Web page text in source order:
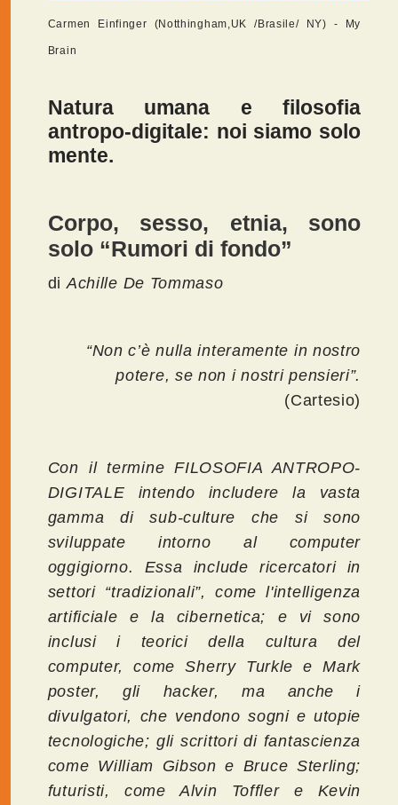
Carmen Einfinger (Notthingham,UK /Brasile/ NY) - My
Brain
Natura umana e filosofia
antropo-digitale: noi siamo solo
mente.
Corpo, sesso, etnia, sono
solo “Rumori di fondo”
di Achille De Tommaso
“Non c’è nulla interamente in nostro
potere, se non i nostri pensieri”.
(Cartesio)
Con il termine FILOSOFIA ANTROPO-
DIGITALE intendo includere la vasta
gamma di sub-culture che si sono
sviluppate intorno al computer
oggigiorno. Essa include ricercatori in
settori “tradizionali”, come l'intelligenza
artificiale e la cibernetica; e vi sono
inclusi i teorici della cultura del
computer, come Sherry Turkle e Mark
poster, gli hacker, ma anche i
divulgatori, che vendono sogni e utopie
tecnologiche; gli scrittori di fantascienza
come William Gibson e Bruce Sterling;
futuristi, come Alvin Toffler e Kevin